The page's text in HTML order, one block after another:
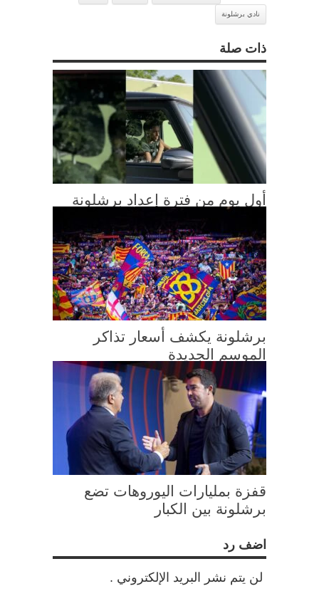
نادي برشلونة
ذات صلة
أول يوم من فترة إعداد برشلونة
برشلونة يكشف أسعار تذاكر
الموسم الجديدة
قفزة بمليارات اليوروهات تضع
برشلونة بين الكبار
اضف رد
لن يتم نشر البريد الإلكتروني .